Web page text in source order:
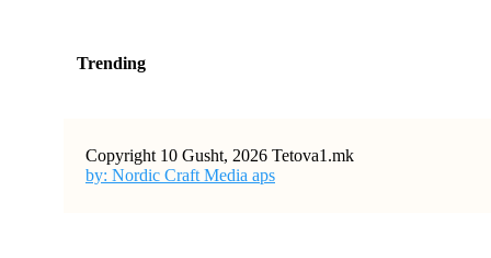
Trending
Copyright 10 Gusht, 2026 Tetova1.mk
by: Nordic Craft Media aps